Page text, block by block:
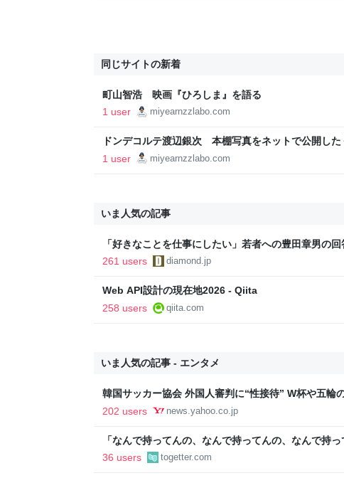
同じサイトの新着
町山智浩 映画『ひろしま』を語る
1 user
miyearnzzlabo.com
ドンデコルテ渡辺銀次 本棚写真をネットで公開した
1 user
miyearnzzlabo.com
いま人気の記事
「好きなことを仕事にしたい」若者への豊田章男の
音も出なかった
261 users diamond.jp
Web API設計の現在地2026 - Qiita
258 users
qiita.com
いま人気の記事 - エンタメ
韓国サッカー協会 外国人審判に“性接待” W杯や五輪
間で10人余に対し JNN報告書入手（TBS NEWS DIG
202 users news.yahoo.co.jp
「なんで持ってんの、なんで持ってんの、なんで持
いかわ』入場者特典のボンボンドロップシールが配布
出品される
36 users togetter.com